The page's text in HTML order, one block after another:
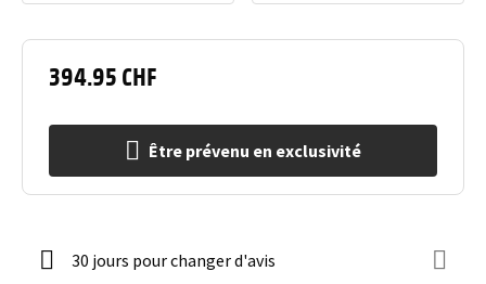
394.95 CHF
Être prévenu en exclusivité
30 jours pour changer d'avis